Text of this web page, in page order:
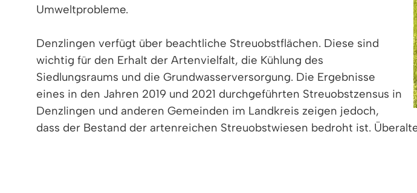
Umweltprobleme.
Denzlingen verfügt über beachtliche Streuobstflächen. Diese sind
wichtig für den Erhalt der Artenvielfalt, die Kühlung des
Siedlungsraums und die Grundwasserversorgung. Die Ergebnisse
eines in den Jahren 2019 und 2021 durchgeführten Streuobstzensus in
Denzlingen und anderen Gemeinden im Landkreis zeigen jedoch,
dass der Bestand der artenreichen Streuobstwiesen bedroht ist.